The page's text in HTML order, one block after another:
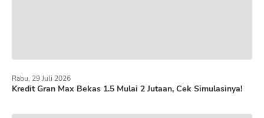
Kredit Gran Max Bekas 1.5 Mulai 2 Jutaan, Cek Simulasinya!
Rabu, 29 Juli 2026